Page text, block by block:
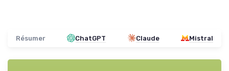
Résumer ChatGPT Claude Mistral